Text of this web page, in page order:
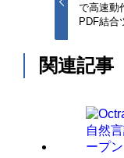
で高速動
PDF結合
関連記事